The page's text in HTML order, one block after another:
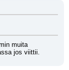
muita
jos viittii.